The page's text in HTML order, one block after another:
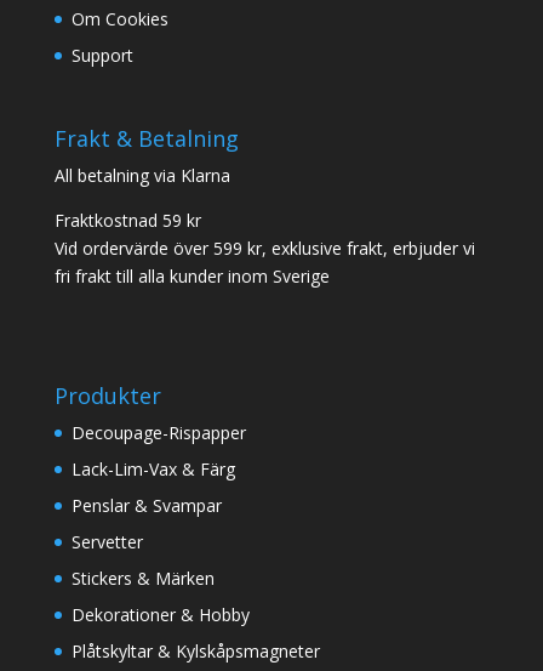
Om Cookies
Support
Frakt & Betalning
All betalning via Klarna
Fraktkostnad 59 kr
Vid ordervärde över 599 kr, exklusive frakt, erbjuder vi
fri frakt till alla kunder inom Sverige
Produkter
Decoupage-Rispapper
Lack-Lim-Vax & Färg
Penslar & Svampar
Servetter
Stickers & Märken
Dekorationer & Hobby
Plåtskyltar & Kylskåpsmagneter